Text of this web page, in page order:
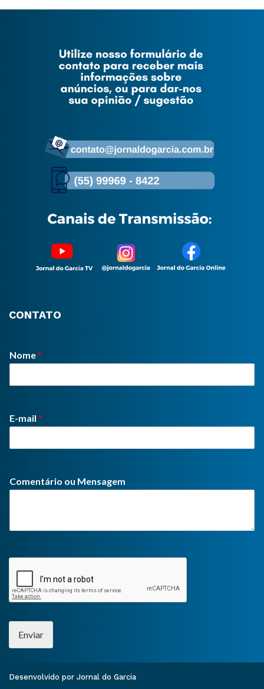
CONTATO
Nome*
E-mail *
Comentário ou Mensagem
Enviar
Desenvolvido por Jornal do Garcia